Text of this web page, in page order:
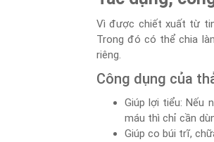
Vì được chiết xuất từ
Trong đó có thể chia
riêng.
Công dụng của
Giúp lợi tiểu: Nếu
máu thì chỉ cần
Giúp co búi trĩ,